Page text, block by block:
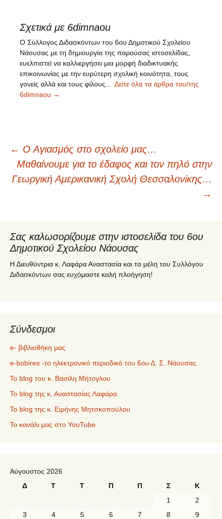
Σχετικά με 6dimnaou
Ο Σύλλογος Διδασκόντων του 6ου Δημοτικού Σχολείου
Νάουσας με τη δημιουργία της παρούσας ιστοσελίδας,
ευελπιστεί να καλλιεργήσει μια μορφή διαδικτυακής
επικοινωνίας με την ευρύτερη σχολική κοινότητα, τους
γονείς αλλά και τους φίλους...
Δείτε όλα τα άρθρα του/της
6dimnaou →
Πλοήγηση
← Ο Αγιασμός στο σχολείο μας…
Μαθαίνουμε για το έδαφος και τον πηλό στην
Γεωργική Αμερικανική Σχολή Θεσσαλονίκης…
→
Σας καλωσορίζουμε στην ιστοσελίδα του 6ου
Δημοτικού Σχολείου Νάουσας
Η Διευθύντρια κ. Λαφάρα Αναστασία και τα μέλη του Συλλόγου
Διδασκόντων σας ευχόμαστε καλή πλοήγηση!
Σύνδεσμοι
e- βιβλιοθήκη μας
e-bobires -το ηλεκτρονικό περιοδικό του 6ου Δ. Σ. Νάουσας
To blog του κ. Βασίλη Μήτογλου
Το blog της κ. Αναστασίας Λαφάρα
Το blog της κ. Ειρήνης Μητσκοπούλου
Το κανάλι μας στο YouTube
Αύγουστος 2026
Δ
Τ Τ Π Π Σ Κ
1
2
3
4 5 6 7 8
9